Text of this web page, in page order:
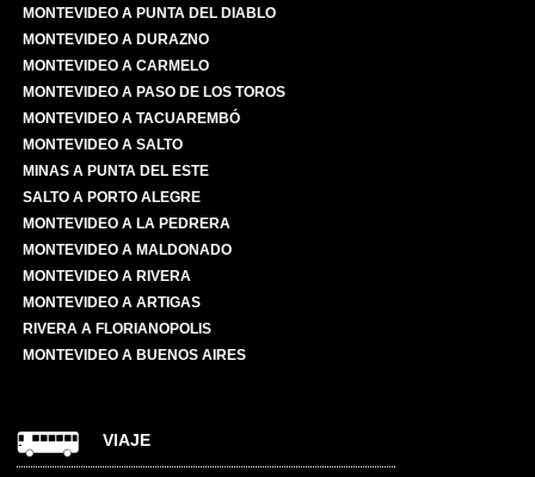
MONTEVIDEO A PUNTA DEL DIABLO
MONTEVIDEO A DURAZNO
MONTEVIDEO A CARMELO
MONTEVIDEO A PASO DE LOS TOROS
MONTEVIDEO A TACUAREMBÓ
MONTEVIDEO A SALTO
MINAS A PUNTA DEL ESTE
SALTO A PORTO ALEGRE
MONTEVIDEO A LA PEDRERA
MONTEVIDEO A MALDONADO
MONTEVIDEO A RIVERA
MONTEVIDEO A ARTIGAS
RIVERA A FLORIANOPOLIS
MONTEVIDEO A BUENOS AIRES
VIAJE